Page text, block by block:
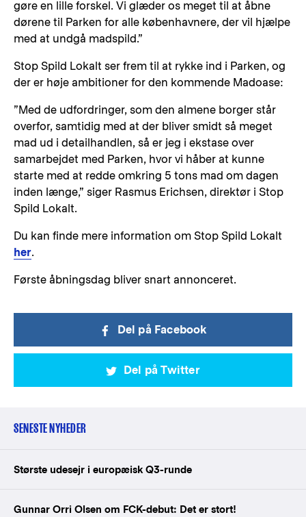
gøre en lille forskel. Vi glæder os meget til at åbne
dørene til Parken for alle københavnere, der vil hjælpe
med at undgå madspild.”
Stop Spild Lokalt ser frem til at rykke ind i Parken, og
der er høje ambitioner for den kommende Madoase:
”Med de udfordringer, som den almene borger står
overfor, samtidig med at der bliver smidt så meget
mad ud i detailhandlen, så er jeg i ekstase over
samarbejdet med Parken, hvor vi håber at kunne
starte med at redde omkring 5 tons mad om dagen
inden længe,” siger Rasmus Erichsen, direktør i Stop
Spild Lokalt.
Du kan finde mere information om Stop Spild Lokalt
her.
Første åbningsdag bliver snart annonceret.
Del på Facebook
Del på Twitter
SENESTE NYHEDER
Største udesejr i europæisk Q3-runde
Gunnar Orri Olsen om FCK-debut: Det er stort!